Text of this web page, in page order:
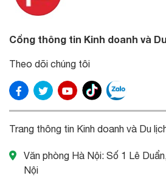
Cổng thông tin Kinh doanh và
Theo dõi chúng tôi
Trang thông tin Kinh doanh và Du
Văn phòng Hà Nội: Số 1 Lê
Nội